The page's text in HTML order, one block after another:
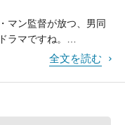
マン監督が放つ、男同
ラマですね。
・マン監督の抑制され
が、我々観る者の心を
全文を読む